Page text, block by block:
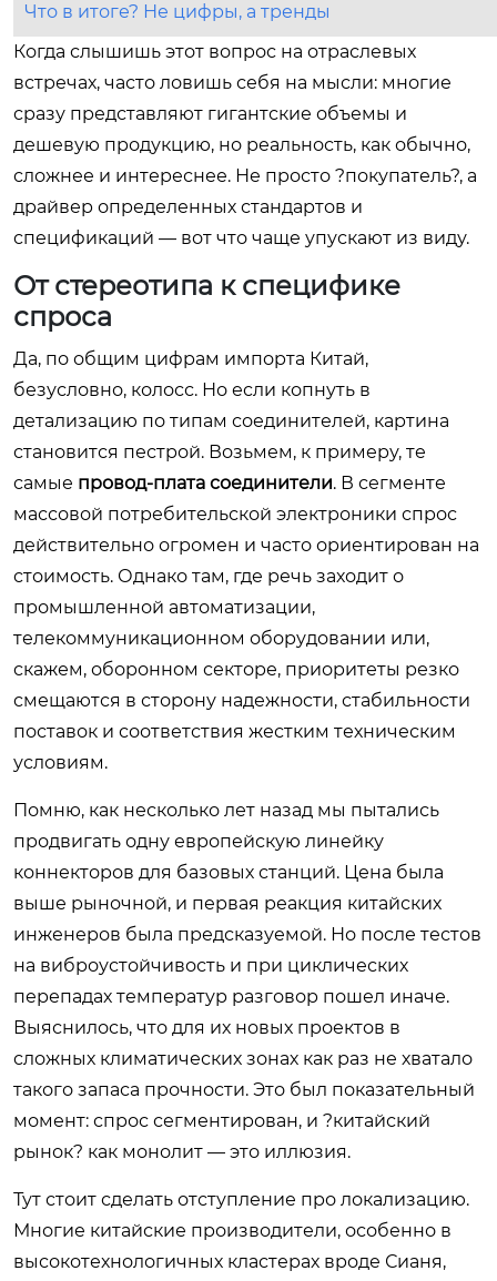
Что в итоге? Не цифры, а тренды
Когда слышишь этот вопрос на отраслевых
встречах, часто ловишь себя на мысли: многие
сразу представляют гигантские объемы и
дешевую продукцию, но реальность, как обычно,
сложнее и интереснее. Не просто ?покупатель?, а
драйвер определенных стандартов и
спецификаций — вот что чаще упускают из виду.
От стереотипа к специфике
спроса
Да, по общим цифрам импорта Китай,
безусловно, колосс. Но если копнуть в
детализацию по типам соединителей, картина
становится пестрой. Возьмем, к примеру, те
самые провод-плата соединители. В сегменте
массовой потребительской электроники спрос
действительно огромен и часто ориентирован на
стоимость. Однако там, где речь заходит о
промышленной автоматизации,
телекоммуникационном оборудовании или,
скажем, оборонном секторе, приоритеты резко
смещаются в сторону надежности, стабильности
поставок и соответствия жестким техническим
условиям.
Помню, как несколько лет назад мы пытались
продвигать одну европейскую линейку
коннекторов для базовых станций. Цена была
выше рыночной, и первая реакция китайских
инженеров была предсказуемой. Но после тестов
на виброустойчивость и при циклических
перепадах температур разговор пошел иначе.
Выяснилось, что для их новых проектов в
сложных климатических зонах как раз не хватало
такого запаса прочности. Это был показательный
момент: спрос сегментирован, и ?китайский
рынок? как монолит — это иллюзия.
Тут стоит сделать отступление про локализацию.
Многие китайские производители, особенно в
высокотехнологичных кластерах вроде Сианя,